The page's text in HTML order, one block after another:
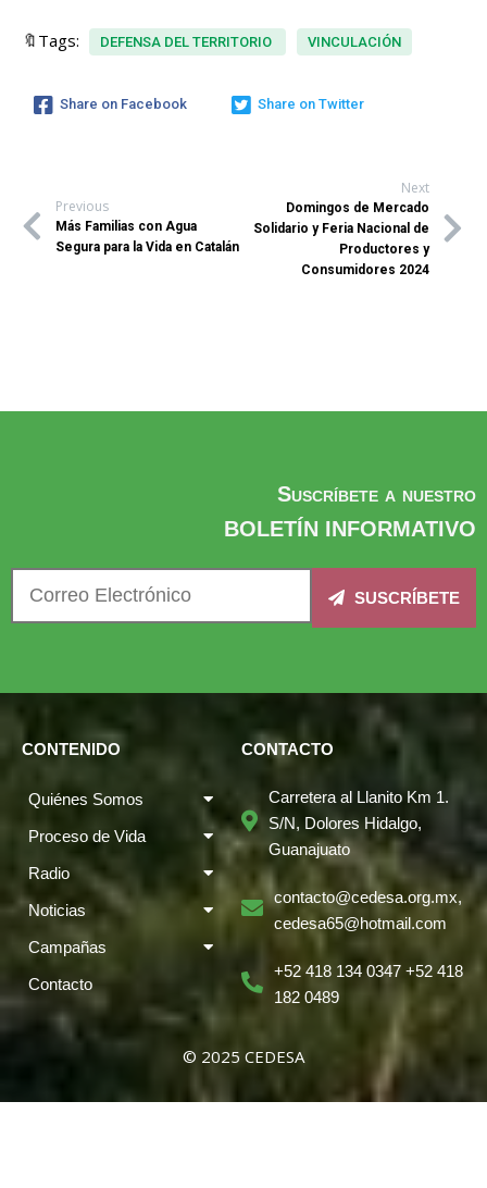
🔖Tags: DEFENSA DEL TERRITORIO VINCULACIÓN
Share on Facebook Share on Twitter
Previous
Más Familias con Agua
Segura para la Vida en Catalán
Next
Domingos de Mercado
Solidario y Feria Nacional de
Productores y
Consumidores 2024
Suscríbete a nuestro
BOLETÍN INFORMATIVO
SUSCRÍBETE
CONTENIDO
Quiénes Somos
Proceso de Vida
Radio
Noticias
Campañas
Contacto
CONTACTO
Carretera al Llanito Km 1.
S/N, Dolores Hidalgo,
Guanajuato
contacto@cedesa.org.mx,
cedesa65@hotmail.com
+52 418 134 0347 +52 418
182 0489
© 2025 CEDESA